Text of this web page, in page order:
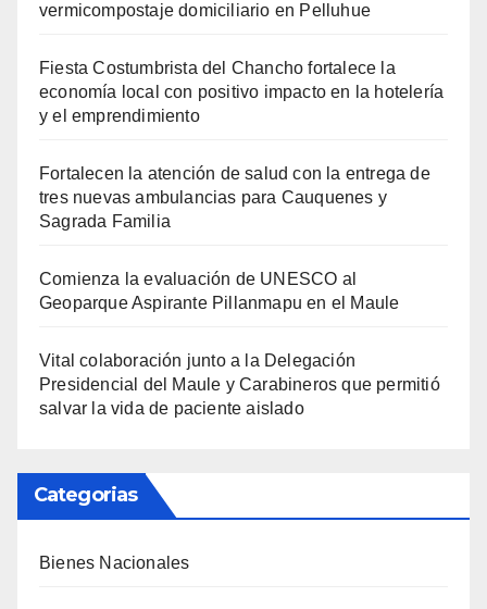
vermicompostaje domiciliario en Pelluhue
Fiesta Costumbrista del Chancho fortalece la
economía local con positivo impacto en la hotelería
y el emprendimiento
Fortalecen la atención de salud con la entrega de
tres nuevas ambulancias para Cauquenes y
Sagrada Familia
Comienza la evaluación de UNESCO al
Geoparque Aspirante Pillanmapu en el Maule
Vital colaboración junto a la Delegación
Presidencial del Maule y Carabineros que permitió
salvar la vida de paciente aislado
Categorias
Bienes Nacionales